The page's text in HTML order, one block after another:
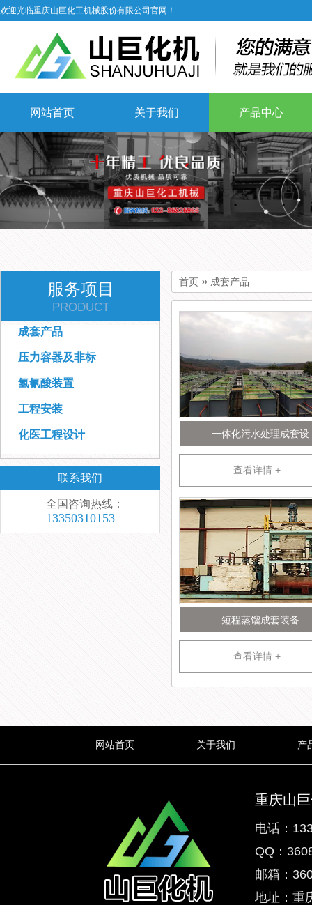
欢迎光临重庆山巨化工机械股份有限公司官网！
网站首页 关于我们 产品中心
首页 » 成套产品
一体化污水处理成套设
查看详情 +
短程蒸馏成套装备
查看详情 +
服务项目
PRODUCT
成套产品
压力容器及非标
氢氰酸装置
工程安装
化医工程设计
联系我们
全国咨询热线：
13350310153
网站首页 关于我们 产
重庆山
电话：
QQ：
邮箱：
地址：重